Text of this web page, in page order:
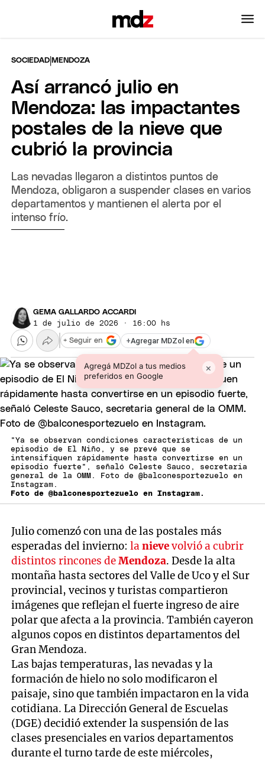
SOCIEDAD |MENDOZA
Así arrancó julio en
Mendoza: las impactantes
postales de la nieve que
cubrió la provincia
Las nevadas llegaron a distintos puntos de
Mendoza, obligaron a suspender clases en varios
departamentos y mantienen el alerta por el
intenso frío.
GEMA GALLARDO ACCARDI
1 de julio de 2026 · 16:00 hs
+Agregar MDZol en
Agregá MDZol a tus medios
preferidos en Google
×
+ Seguir en
"Ya se observan condiciones características de un
episodio de El Niño, y se prevé que se
intensifiquen rápidamente hasta convertirse en un
episodio fuerte", señaló Celeste Sauco, secretaria
general de la OMM. Foto de @balconesportezuelo en
Instagram.
Foto de @balconesportezuelo en Instagram.
Julio comenzó con una de las postales más
esperadas del invierno:lanievevolvió a cubrir
distintos rincones deMendoza. Desde la alta
montaña hasta sectores del Valle de Uco y el Sur
provincial, vecinos y turistas compartieron
imágenes que reflejan el fuerte ingreso de aire
polar que afecta a la provincia. También cayeron
algunos copos en distintos departamentos del
Gran Mendoza.
Las bajas temperaturas, las nevadas y la
formación de hielo no solo modificaron el
paisaje, sino que también impactaron en la vida
cotidiana. La Dirección General de Escuelas
(DGE) decidió extender la suspensión de las
clases presenciales en varios departamentos
durante el turno tarde de este miércoles,